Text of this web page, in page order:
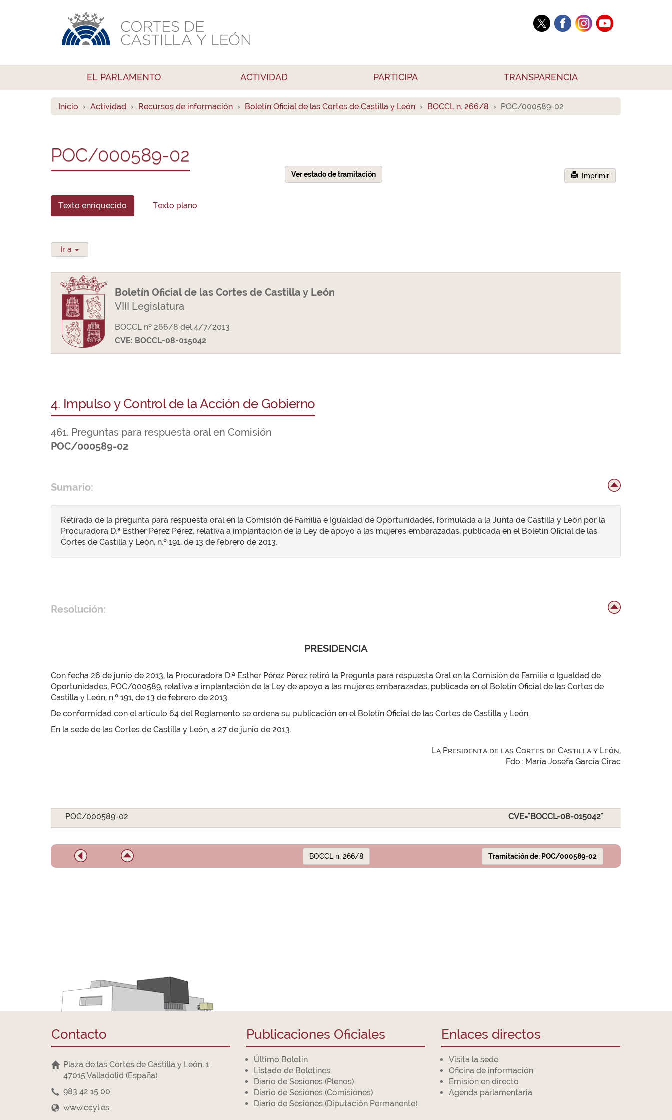
EL PARLAMENTO ACTIVIDAD PARTICIPA TRANSPARENCIA
Inicio Actividad Recursos de información Boletín Oficial de las Cortes de Castilla y León BOCCL n. 266/8 POC/000589-02
POC/000589-02
Ver estado de tramitación Imprimir
Texto enriquecido Texto plano
Ir a
Boletín Oficial de las Cortes de Castilla y León
VIII Legislatura
BOCCL nº 266/8 del 4/7/2013
CVE: BOCCL-08-015042
4. Impulso y Control de la Acción de Gobierno
461. Preguntas para respuesta oral en Comisión
POC/000589-02
Sumario:
Retirada de la pregunta para respuesta oral en la Comisión de Familia e Igualdad de Oportunidades, formulada a la Junta de Castilla y León por la
Procuradora D.ª Esther Pérez Pérez, relativa a implantación de la Ley de apoyo a las mujeres embarazadas, publicada en el Boletín Oficial de las
Cortes de Castilla y León, n.º 191, de 13 de febrero de 2013.
Resolución:
PRESIDENCIA
Con fecha 26 de junio de 2013, la Procuradora D.ª Esther Pérez Pérez retiró la Pregunta para respuesta Oral en la Comisión de Familia e Igualdad de
Oportunidades, POC/000589, relativa a implantación de la Ley de apoyo a las mujeres embarazadas, publicada en el Boletín Oficial de las Cortes de
Castilla y León, n.º 191, de 13 de febrero de 2013.
De conformidad con el artículo 64 del Reglamento se ordena su publicación en el Boletín Oficial de las Cortes de Castilla y León.
En la sede de las Cortes de Castilla y León, a 27 de junio de 2013.
La Presidenta de las Cortes de Castilla y León,
Fdo.: María Josefa García Cirac
POC/000589-02 CVE="BOCCL-08-015042"
BOCCL n. 266/8 Tramitación de: POC/000589-02
Contacto
Plaza de las Cortes de Castilla y León, 1
47015 Valladolid (España)
983 42 15 00
www.ccyl.es
Publicaciones Oficiales
Último Boletín
Listado de Boletines
Diario de Sesiones (Plenos)
Diario de Sesiones (Comisiones)
Diario de Sesiones (Diputación Permanente)
Enlaces directos
Visita la sede
Oficina de información
Emisión en directo
Agenda parlamentaria